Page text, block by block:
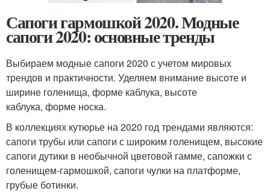
Сапоги гармошкой 2020. Модные
сапоги 2020: основные тренды
Выбираем модные сапоги 2020 с учетом мировых
трендов и практичности. Уделяем внимание высоте и
ширине голенища, форме каблука, высоте
каблука, форме носка.
В коллекциях кутюрье на 2020 год трендами являются:
сапоги трубы или сапоги с широким голенищем, высокие
сапоги дутики в необычной цветовой гамме, сапожки с
голенищем-гармошкой, сапоги чулки на платформе,
грубые ботинки.